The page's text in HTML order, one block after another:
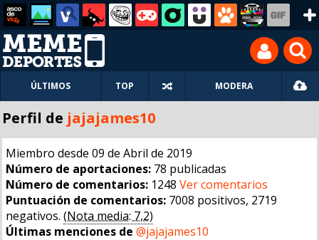
ÚLTIMOS TOP MODERA
Perfil de jajajames10
Miembro desde 09 de Abril de 2019
Número de aportaciones: 78 publicadas
Número de comentarios: 1248 Ver comentarios
Puntuación de comentarios: 7008 positivos, 2719
negativos. (Nota media: 7,2)
Últimas menciones de @jajajames10